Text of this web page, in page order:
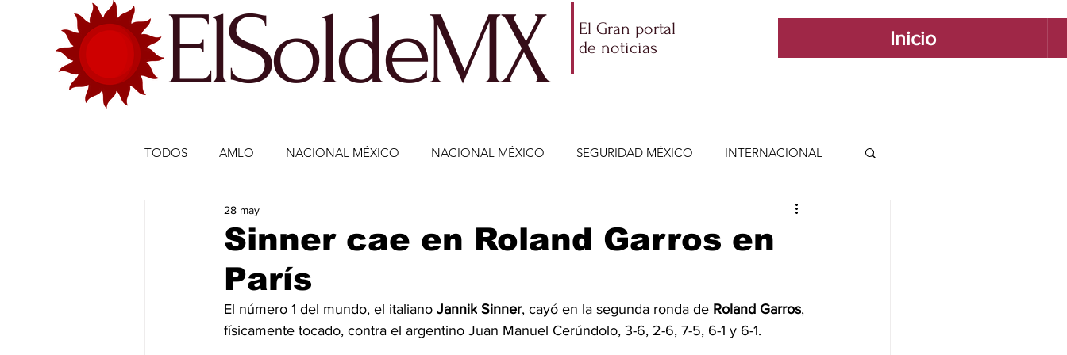
ElSoldeMX
El Gran portal
de noticias
Inicio
TODOS AMLO NACIONAL MÉXICO NACIONAL MÉXICO SEGURIDAD MÉXICO INTERNACIONAL
ECONOMÍA MÉXICO ECONOMÍA INTERNACIONAL
DEPORTES DEPORTES
ENTRETENIMIENTO JALISCO-GUADALAJARA
Sinner cae en Roland Garros en
París
28 may
El número 1 del mundo, el italiano Jannik Sinner, cayó en la segunda ronda de Roland Garros,
físicamente tocado, contra el argentino Juan Manuel Cerúndolo, 3-6, 2-6, 7-5, 6-1 y 6-1.